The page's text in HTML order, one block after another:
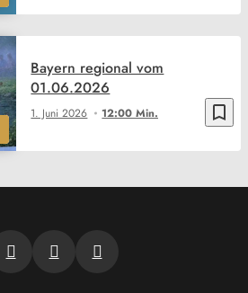
bookmark_border
1. Juni 2026 12:00 Min.
Bayern regional vom
01.06.2026